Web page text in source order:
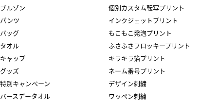
ブルゾン
パンツ
バッグ
タオル
キャップ
グッズ
特別キャンペーン
バースデータオル
個別カスタム転写プリント
インクジェットプリント
もこもこ発泡プリント
ふさふさフロッキープリント
キラキラ箔プリント
ネーム番号プリント
デザイン刺繍
ワッペン刺繍